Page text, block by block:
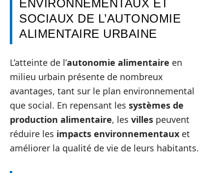
ENVIRONNEMENTAUX ET
SOCIAUX DE L’AUTONOMIE
ALIMENTAIRE URBAINE
L’atteinte de l’autonomie alimentaire en
milieu urbain présente de nombreux
avantages, tant sur le plan environnemental
que social. En repensant les systèmes de
production alimentaire, les villes peuvent
réduire les impacts environnementaux et
améliorer la qualité de vie de leurs habitants.